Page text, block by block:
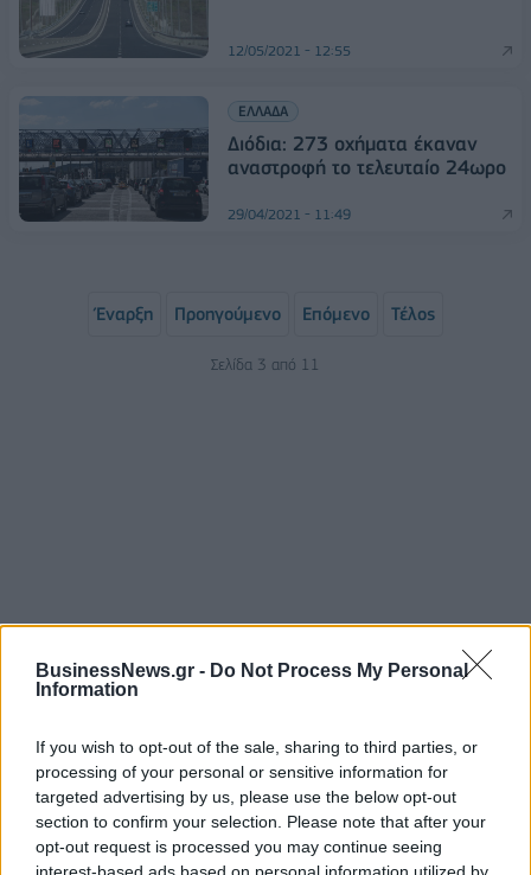
BusinessNews.gr - Do Not Process My Personal
Information
If you wish to opt-out of the sale, sharing to third parties, or
processing of your personal or sensitive information for
targeted advertising by us, please use the below opt-out
section to confirm your selection. Please note that after your
opt-out request is processed you may continue seeing
interest-based ads based on personal information utilized by
12/05/2021 - 12:55
ΕΛΛΑΔΑ
Διόδια: 273 οχήματα έκαναν
αναστροφή το τελευταίο 24ωρο
29/04/2021 - 11:49
Έναρξη Προηγούμενο Επόμενο Τέλος
Σελίδα 3 από 11
ΡΟΗ ΕΙΔΗΣΕΩΝ
εκατ. ευρώ ο τζίρος
06/08/2026 - 18:10 ΟΙΚΟΝΟΜΙΑ
ΟΠΕΚΑ: Αύριο η δεύτερη πληρωμή των δικαιούχων
του Λογαριασμού Αγροτικής Εστίας